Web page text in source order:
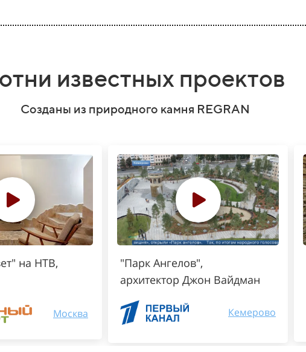
известных проектов
Созданы из природного камня REGRAN
на НТВ,
Москва
"Парк Ангелов",
архитектор Джон Вайдман
Кемерово